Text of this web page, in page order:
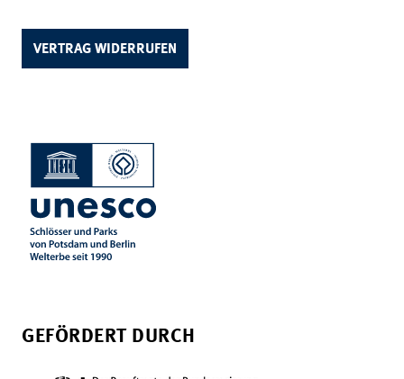
VERTRAG WIDERRUFEN
GEFÖRDERT DURCH